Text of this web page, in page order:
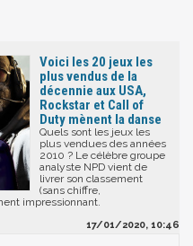
Voici les 20 jeux les
plus vendus de la
décennie aux USA,
Rockstar et Call of
Duty mènent la danse
Quels sont les jeux les
plus vendues des années
2010 ? Le célèbre groupe
analyste NPD vient de
livrer son classement
(sans chiffre,
impressionnant.
17/01/2020, 10:46